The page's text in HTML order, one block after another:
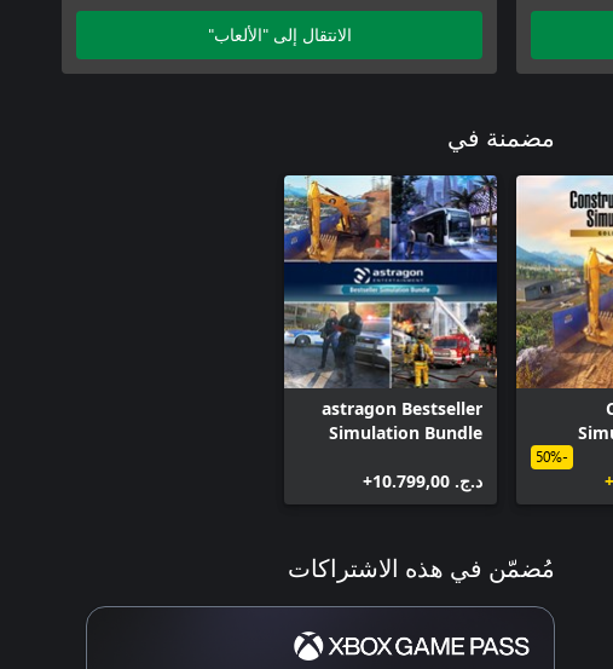
الانتقال إلى "الألعاب"
مضمنة في
-50%
astragon Bestseller
Simulation Bundle
د.ج.‏ 10.799,00+
مُضمّن في هذه الاشتراكات